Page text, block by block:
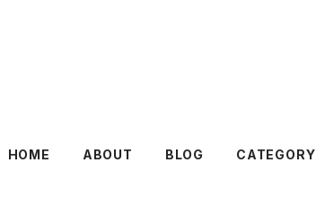
HOME ABOUT BLOG CATEGORY